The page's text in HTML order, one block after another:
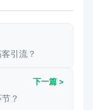
引流？
下一篇 >
？